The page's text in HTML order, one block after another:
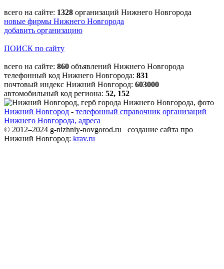
всего на сайте: 1328 организаций Нижнего Новгорода
новые фирмы Нижнего Новгорода
добавить организацию
ПОИСК по сайту
всего на сайте: 860 объявлений Нижнего Новгорода
телефонный код Нижнего Новгорода: 831
почтовый индекс Нижний Новгород: 603000
автомобильный код региона: 52, 152
Нижний Новгород - телефонный справочник организаций
Нижнего Новгорода, адреса
© 2012–2024 g-nizhniy-novgorod.ru создание сайта про
Нижний Новгород: krav.ru